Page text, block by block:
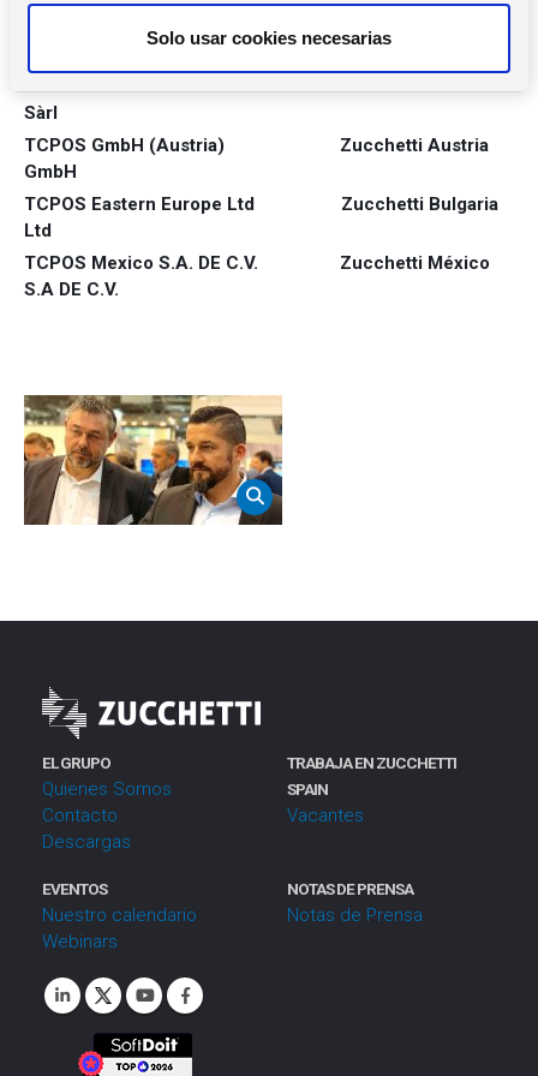
m
i
e
n
t
o
Solo usar cookies necesarias
TCPOS GmbH (Germany)
Zucchetti Germany
TCPOS France SàrlZucchetti France
Sàrl
TCPOS GmbH (Austria) Zucchetti Austria
GmbH
TCPOS Eastern Europe Ltd Zucchetti Bulgaria
Ltd
TCPOS Mexico S.A. DE C.V. Zucchetti México
S.A DE C.V.
EL GRUPO
Quienes Somos
Contacto
Descargas
TRABAJA EN ZUCCHETTI
SPAIN
Vacantes
EVENTOS
Nuestro calendario
Webinars
NOTAS DE PRENSA
Notas de Prensa